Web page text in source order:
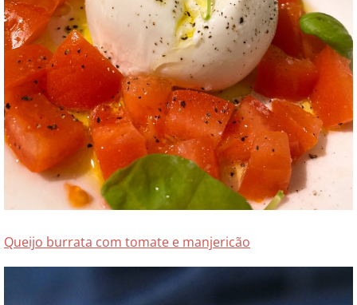
Queijo burrata com tomate e manjericão